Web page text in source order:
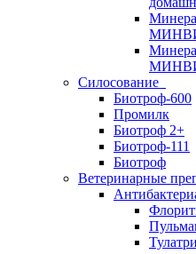
Силосование
Биотроф-600
Промилк
Биотроф 2+
Биотроф-111
Биотроф
Ветеринарные